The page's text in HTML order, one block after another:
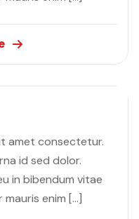
amet consectetur.
id sed dolor.
in bibendum vitae
enim […]